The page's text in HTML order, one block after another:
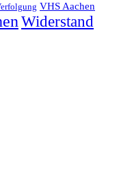
VHS Aachen
Widerstand